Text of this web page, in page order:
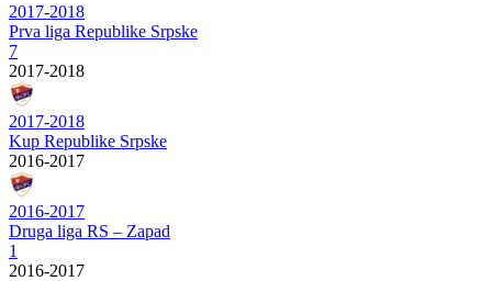
2017-2018
Prva liga Republike Srpske
7
2017-2018
2017-2018
Kup Republike Srpske
2016-2017
2016-2017
Druga liga RS – Zapad
1
2016-2017